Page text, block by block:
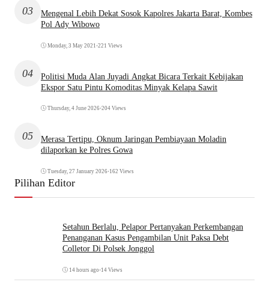
03
Mengenal Lebih Dekat Sosok Kapolres Jakarta Barat, Kombes
Pol Ady Wibowo
Monday, 3 May 2021 •221 Views
04
Politisi Muda Alan Juyadi Angkat Bicara Terkait Kebijakan
Ekspor Satu Pintu Komoditas Minyak Kelapa Sawit
Thursday, 4 June 2026•204 Views
05
Merasa Tertipu, Oknum Jaringan Pembiayaan Moladin
dilaporkan ke Polres Gowa
Tuesday, 27 January 2026•162 Views
Pilihan Editor
Setahun Berlalu, Pelapor Pertanyakan Perkembangan
Penanganan Kasus Pengambilan Unit Paksa Debt
Colletor Di Polsek Jonggol
14 hours ago •14 Views